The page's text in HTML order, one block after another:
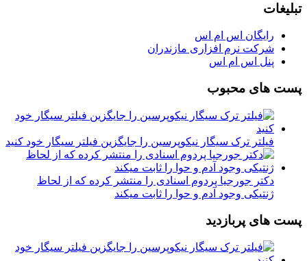
تبلیغات
رایگان اس ام اس
شرکت نرم افزاری مازندران
پنل اس ام اس
پست های محبوب
فیلتر ترک سیگار نیکوپرسین را جایگزین فیلتر سیگار خود کنید
دکتر جورجیا پردوم اسنادی را منتشر کرده که از لحاظ
ژنتیکی وجود آدم و حوا را ثابت میکند
پست های پربازدید